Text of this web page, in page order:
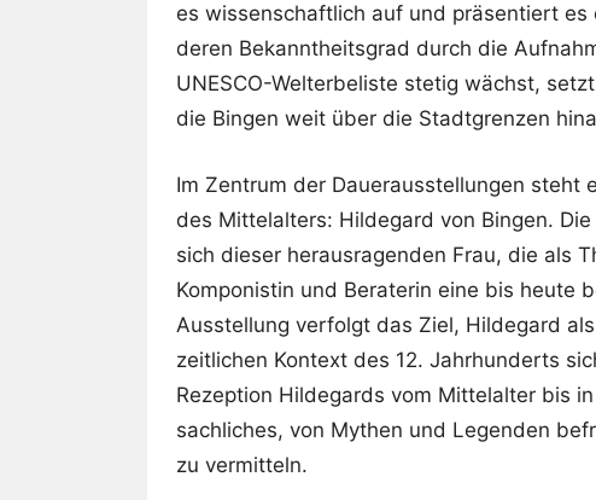
es wissenschaftlich auf und präsentiert es
deren Bekanntheitsgrad durch die
UNESCO-Welterbeliste stetig wächst,
die Bingen weit über die Stadtgrenzen
Im Zentrum der Dauerausstellungen steht
des Mittelalters: Hildegard von Bingen.
sich dieser herausragenden Frau, die als
Komponistin und Beraterin eine bis heute
Ausstellung verfolgt das Ziel, Hildegard
zeitlichen Kontext des 12. Jahrhunderts
Rezeption Hildegards vom Mittelalter bis
sachliches, von Mythen und Legenden
zu vermitteln.